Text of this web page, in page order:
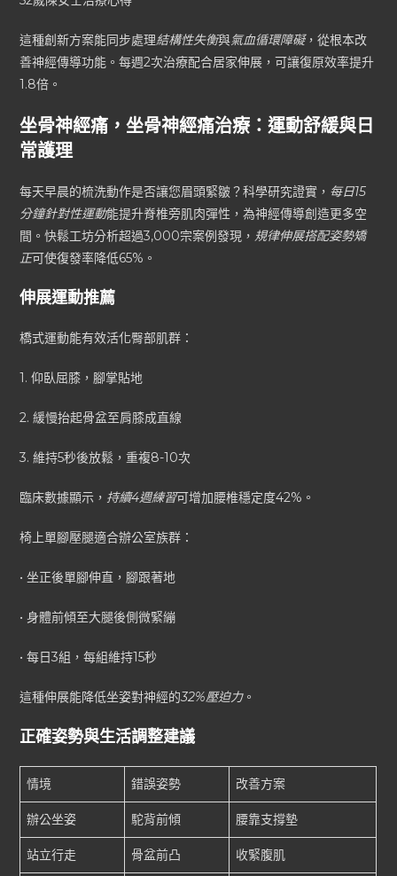
這種創新方案能同步處理結構性失衡與氣血循環障礙，從根本改
善神經傳導功能。每週2次治療配合居家伸展，可讓復原效率提升
1.8倍。
坐骨神經痛，坐骨神經痛治療：運動舒緩與日
常護理
每天早晨的梳洗動作是否讓您眉頭緊皺？科學研究證實， 每日15
分鐘針對性運動能提升脊椎旁肌肉彈性，為神經傳導創造更多空
間。快鬆工坊分析超過3,000宗案例發現， 規律伸展搭配姿勢矯
正可使復發率降低65%。
伸展運動推薦
橋式運動能有效活化臀部肌群：
1. 仰臥屈膝，腳掌貼地
2. 緩慢抬起骨盆至肩膝成直線
3. 維持5秒後放鬆，重複8-10次
臨床數據顯示， 持續4週練習可增加腰椎穩定度42%。
椅上單腳壓腿適合辦公室族群：
• 坐正後單腳伸直，腳跟著地
• 身體前傾至大腿後側微緊繃
• 每日3組，每組維持15秒
這種伸展能降低坐姿對神經的32%壓迫力。
正確姿勢與生活調整建議
情境 錯誤姿勢 改善方案
辦公坐姿 駝背前傾 腰靠支撐墊
站立行走 骨盆前凸 收緊腹肌